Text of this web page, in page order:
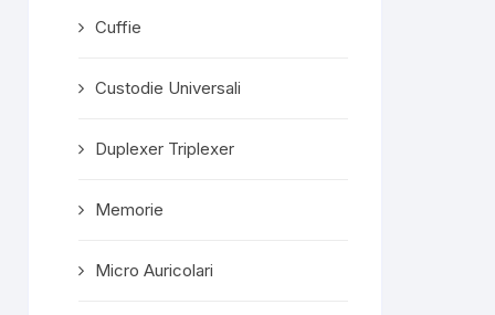
Cuffie
Custodie Universali
Duplexer Triplexer
Memorie
Micro Auricolari